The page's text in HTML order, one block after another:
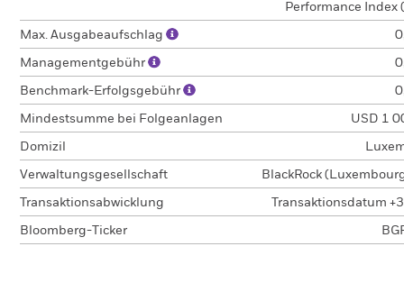
Performance Index
Max. Ausgabeaufschlag
Managementgebühr
Benchmark-Erfolgsgebühr
Mindestsumme bei Folgeanlagen USD 1
Domizil
Verwaltungsgesellschaft BlackRock
Transaktionsabwicklung Transaktionsdatum
Bloomberg-Ticker